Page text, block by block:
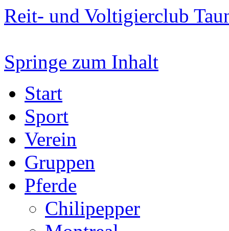
Reit- und Voltigierclub
Springe zum Inhalt
Start
Sport
Verein
Gruppen
Pferde
Chilipepper